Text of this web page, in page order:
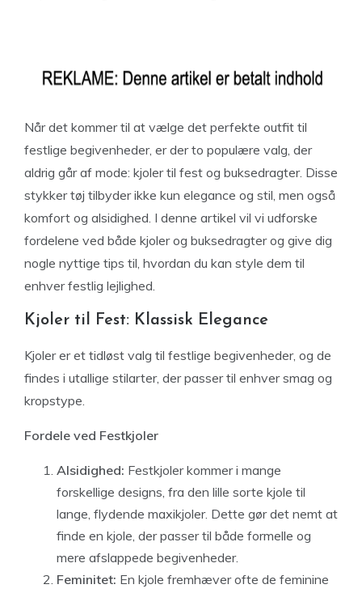
Når det kommer til at vælge det perfekte outfit til
festlige begivenheder, er der to populære valg, der
aldrig går af mode: kjoler til fest og buksedragter. Disse
stykker tøj tilbyder ikke kun elegance og stil, men også
komfort og alsidighed. I denne artikel vil vi udforske
fordelene ved både kjoler og buksedragter og give dig
nogle nyttige tips til, hvordan du kan style dem til
enhver festlig lejlighed.
Kjoler til Fest: Klassisk Elegance
Kjoler er et tidløst valg til festlige begivenheder, og de
findes i utallige stilarter, der passer til enhver smag og
kropstype.
Fordele ved Festkjoler
Alsidighed: Festkjoler kommer i mange
forskellige designs, fra den lille sorte kjole til
lange, flydende maxikjoler. Dette gør det nemt at
finde en kjole, der passer til både formelle og
mere afslappede begivenheder.
Feminitet: En kjole fremhæver ofte de feminine